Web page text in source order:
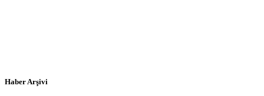
Haber Arşivi